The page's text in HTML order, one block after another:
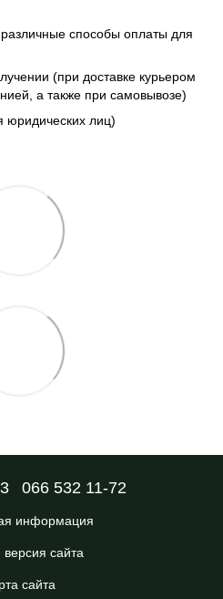
способы оплаты для
(при доставке курьером
а также при самовывозе)
юридических лиц)
066 532 11-72
информация
сайта
сайта